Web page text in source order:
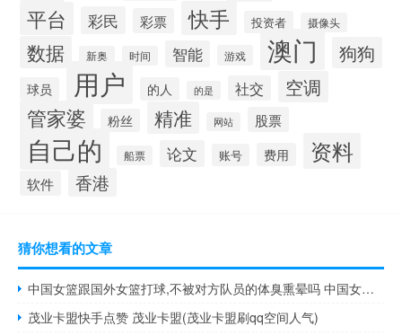
平台 彩民 彩票 快手 投资者 摄像头
数据 新奥 时间 智能 游戏 澳门 狗狗
球员 用户 的人 的是 社交 空调
管家婆 粉丝 精准 网站 股票
自己的 船票 论文 账号 费用 资料
软件 香港
猜你想看的文章
中国女篮跟国外女篮打球,不被对方队员的体臭熏晕吗 中国女篮vs美国女篮
茂业卡盟快手点赞 茂业卡盟(茂业卡盟刷qq空间人气)